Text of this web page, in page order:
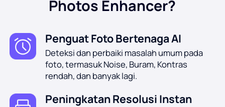
Photos Enhancer?
Penguat Foto Bertenaga AI
Deteksi dan perbaiki masalah umum pada
foto, termasuk Noise, Buram, Kontras
rendah, dan banyak lagi.
Peningkatan Resolusi Instan